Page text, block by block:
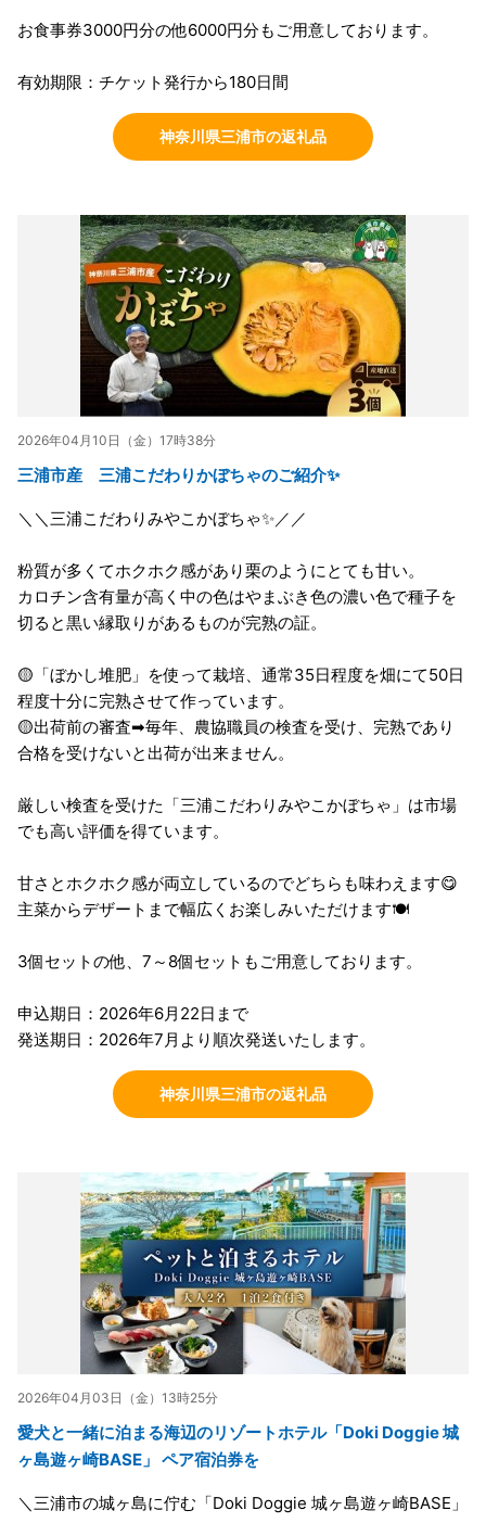
お食事券3000円分の他6000円分もご用意しております。
有効期限：チケット発行から180日間
神奈川県三浦市の返礼品
2026年04月10日（金）17時38分
三浦市産 三浦こだわりかぼちゃのご紹介✨
＼＼三浦こだわりみやこかぼちゃ✨／／
粉質が多くてホクホク感があり栗のようにとても甘い。
カロチン含有量が高く中の色はやまぶき色の濃い色で種子を
切ると黒い縁取りがあるものが完熟の証。
🟡「ぼかし堆肥」を使って栽培、通常35日程度を畑にて50日
程度十分に完熟させて作っています。
🟡出荷前の審査➡毎年、農協職員の検査を受け、完熟であり
合格を受けないと出荷が出来ません。
厳しい検査を受けた「三浦こだわりみやこかぼちゃ」は市場
でも高い評価を得ています。
甘さとホクホク感が両立しているのでどちらも味わえます😋
主菜からデザートまで幅広くお楽しみいただけます🍽️
3個セットの他、7～8個セットもご用意しております。
申込期日：2026年6月22日まで
発送期日：2026年7月より順次発送いたします。
神奈川県三浦市の返礼品
2026年04月03日（金）13時25分
愛犬と一緒に泊まる海辺のリゾートホテル「Doki Doggie 城
ヶ島遊ヶ崎BASE」 ペア宿泊券を
＼三浦市の城ヶ島に佇む「Doki Doggie 城ヶ島遊ヶ崎BASE」